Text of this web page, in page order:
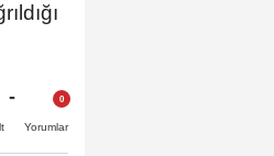
Yorumlar